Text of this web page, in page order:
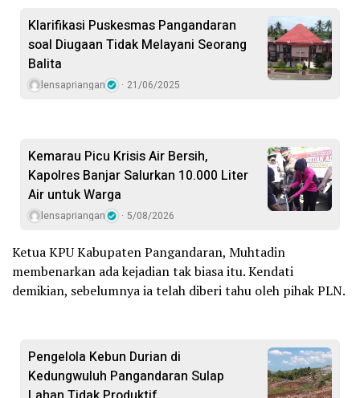
Klarifikasi Puskesmas Pangandaran
soal Diugaan Tidak Melayani Seorang
Balita
lensapriangan 21/06/2025
Kemarau Picu Krisis Air Bersih,
Kapolres Banjar Salurkan 10.000 Liter
Air untuk Warga
lensapriangan 5/08/2026
Ketua KPU Kabupaten Pangandaran, Muhtadin
membenarkan ada kejadian tak biasa itu. Kendati
demikian, sebelumnya ia telah diberi tahu oleh pihak PLN.
Pengelola Kebun Durian di
Kedungwuluh Pangandaran Sulap